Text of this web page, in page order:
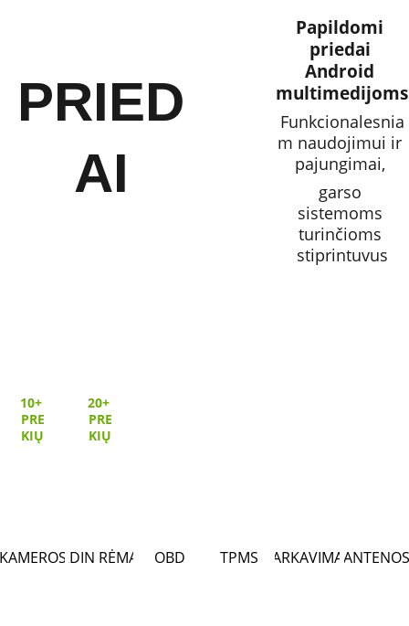
PRIED
AI
Papildomi
priedai
Android
multimedijoms
Funkcionalesnia
m naudojimui ir
pajungimai,
garso
sistemoms
turinčioms
stiprintuvus
2DIN RĖMAI ANTENOS
OBD TPMS PARKAVIMAS
20+
PRE
KIŲ
10+
PRE
KIŲ